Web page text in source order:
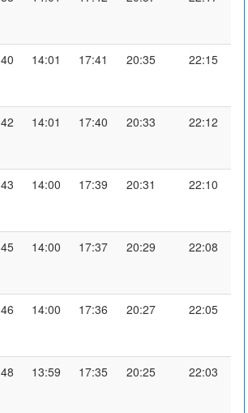
14:01 17:41 20:35 22:15
14:01 17:40 20:33 22:12
14:00 17:39 20:31 22:10
14:00 17:37 20:29 22:08
14:00 17:36 20:27 22:05
13:59 17:35 20:25 22:03